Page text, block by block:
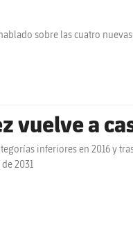
sobre las cuatro
vuelve a
inferiores en 2016 y
2031